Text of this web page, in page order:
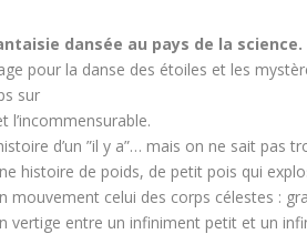
dansée au pays de la science.
pour la danse des étoiles et les
sur
l’incommensurable.
d’un ”il y a”… mais on ne sait
histoire de poids, de petit pois qui
mouvement celui des corps célestes :
vertige entre un infiniment petit et un